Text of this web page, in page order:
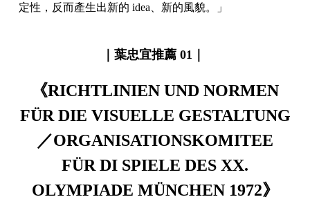
定性，反而產生出新的 idea、新的風貌。」
｜葉忠宜推薦 01｜
《RICHTLINIEN UND NORMEN
FÜR DIE VISUELLE GESTALTUNG
／ORGANISATIONSKOMITEE
FÜR DI SPIELE DES XX.
OLYMPIADE MÜNCHEN 1972》